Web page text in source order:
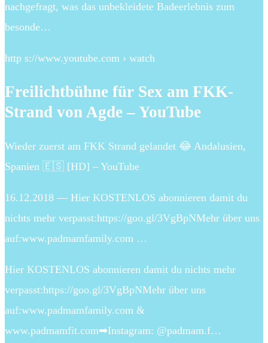
nachgefragt, was das unbekleidete Badeerlebnis zum
besonde…
http s://www.youtube.com › watch
Freilichtbühne für Sex am FKK-
Strand von Agde – YouTube
Wieder zuerst am FKK Strand gelandet 😂 Andalusien,
Spanien 🇪🇸 [HD] – YouTube
16.12.2018 — Hier KOSTENLOS abonnieren damit du
nichts mehr verpasst:https://goo.gl/3VgBpNMehr über uns
auf:www.padmamfamily.com …
Hier KOSTENLOS abonnieren damit du nichts mehr
verpasst:https://goo.gl/3VgBpNMehr über uns
auf:www.padmamfamily.com &
www.padmamfit.com➡Instagram: @padmam.f…